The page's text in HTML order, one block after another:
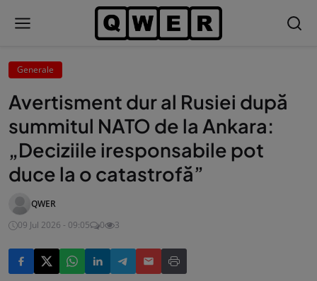
Generale
Avertisment dur al Rusiei după
summitul NATO de la Ankara:
„Deciziile iresponsabile pot
duce la o catastrofă”
QWER
09 Jul 2026 - 09:05
0 3